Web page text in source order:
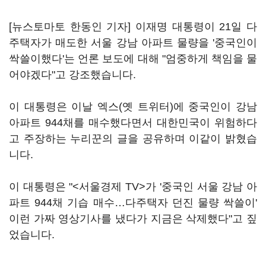
[뉴스토마토 한동인 기자] 이재명 대통령이 21일 다
주택자가 매도한 서울 강남 아파트 물량을 '중국인이
싹쓸이했다'는 언론 보도에 대해 "엄중하게 책임을 물
어야겠다"고 강조했습니다.
이 대통령은 이날 엑스(옛 트위터)에 중국인이 강남
아파트 944채를 매수했다면서 대한민국이 위험하다
고 주장하는 누리꾼의 글을 공유하며 이같이 밝혔습
니다.
이 대통령은 "<서울경제 TV>가 '중국인 서울 강남 아
파트 944채 기습 매수…다주택자 던진 물량 싹쓸이'
이런 가짜 영상기사를 냈다가 지금은 삭제했다"고 짚
었습니다.